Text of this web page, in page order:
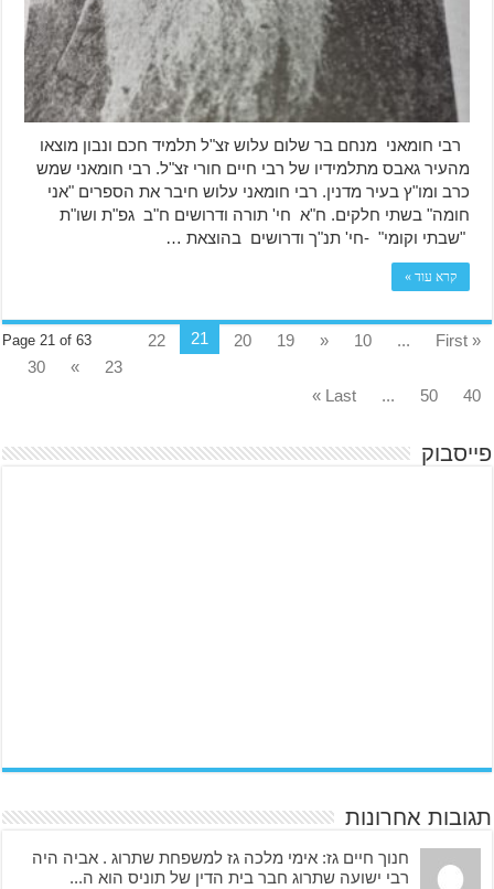
רבי חומאני מנחם בר שלום עלוש זצ"ל תלמיד חכם ונבון מוצאו
מהעיר גאבס מתלמידיו של רבי חיים חורי זצ"ל. רבי חומאני שמש
כרב ומו"ץ בעיר מדנין. רבי חומאני עלוש חיבר את הספרים "אני
חומה" בשתי חלקים. ח"א חי' תורה ודרושים ח"ב גפ"ת ושו"ת
"שבתי וקומי" -חי' תנ"ך ודרושים בהוצאת …
קרא עוד »
Page 21 of 63 « First
...
10
«
19
20
21
22
23
»
30
40
50
...
Last »
פייסבוק
תגובות אחרונות
חנוך חיים גז: אימי מלכה גז למשפחת שתרוג . אביה היה
רבי ישועה שתרוג חבר בית הדין של תוניס הוא ה...